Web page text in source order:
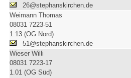
26@stephanskirchen.de
Weimann Thomas
08031 7223-51
1.13 (OG Nord)
51@stephanskirchen.de
Wieser Willi
08031 7223-17
1.01 (OG Süd)